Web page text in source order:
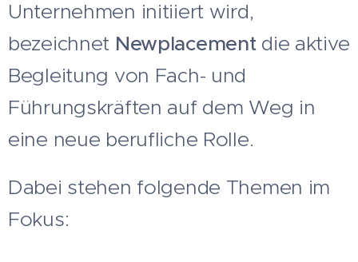
Unternehmen initiiert wird,
bezeichnet Newplacementdie aktive
Begleitung von Fach- und
Führungskräften auf dem Weg in
eine neue berufliche Rolle.
Dabei stehen folgende Themen im
Fokus: